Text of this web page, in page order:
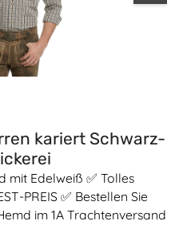
kariert Schwarz-
mit Edelweiß ✅ Tolles
PREIS ✅ Bestellen Sie
im 1A Trachtenversand